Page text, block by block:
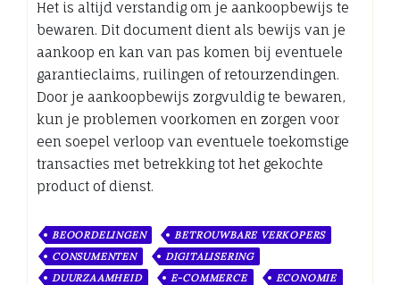
Het is altijd verstandig om je aankoopbewijs te
bewaren. Dit document dient als bewijs van je
aankoop en kan van pas komen bij eventuele
garantieclaims, ruilingen of retourzendingen.
Door je aankoopbewijs zorgvuldig te bewaren,
kun je problemen voorkomen en zorgen voor
een soepel verloop van eventuele toekomstige
transacties met betrekking tot het gekochte
product of dienst.
BEOORDELINGEN
BETROUWBARE VERKOPERS
CONSUMENTEN
DIGITALISERING
DUURZAAMHEID
E-COMMERCE
ECONOMIE